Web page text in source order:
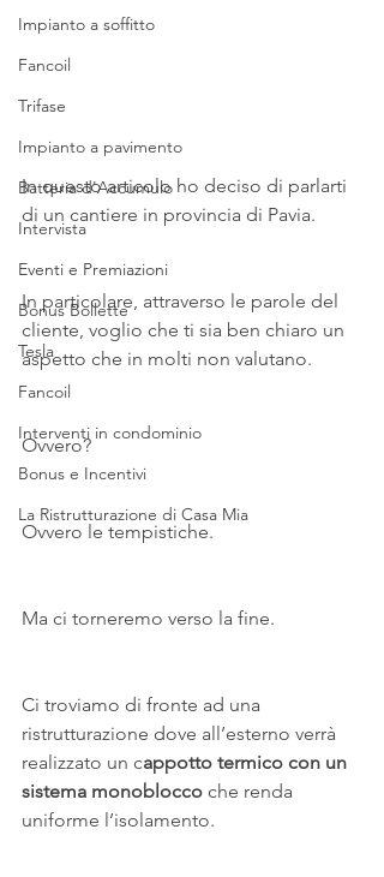
Impianto a soffitto
Fancoil
Trifase
Impianto a pavimento
Batteria d'Accumulo
Intervista
Eventi e Premiazioni
Bonus Bollette
Tesla
Fancoil
Interventi in condominio
Bonus e Incentivi
La Ristrutturazione di Casa Mia
In questo articolo ho deciso di parlarti
di un cantiere in provincia di Pavia.
In particolare, attraverso le parole del
cliente, voglio che ti sia ben chiaro un
aspetto che in molti non valutano.
Ovvero?
Ovvero le tempistiche.
Ma ci torneremo verso la fine.
Ci troviamo di fronte ad una
ristrutturazione dove all’esterno verrà
realizzato un cappotto termico con un
sistema monoblocco che renda
uniforme l’isolamento.